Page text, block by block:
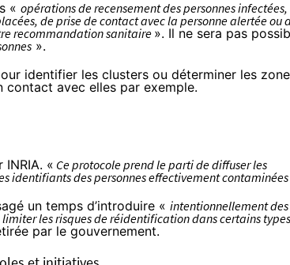
« opérations de recensement des personnes infectées,
de prise de contact avec la personne alertée ou
recommandation sanitaire». Il ne sera pas
».
identifier les clusters ou déterminer les
contact avec elles par exemple.
« Ce protocole prend le parti de diffuser les
identifiants des personnes effectivement contaminées
un temps d’introduire « intentionnellement des
les risques de réidentification dans certains types
par le gouvernement.